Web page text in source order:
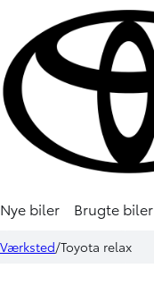
Nye biler Brugte biler
Værksted Toyota relax